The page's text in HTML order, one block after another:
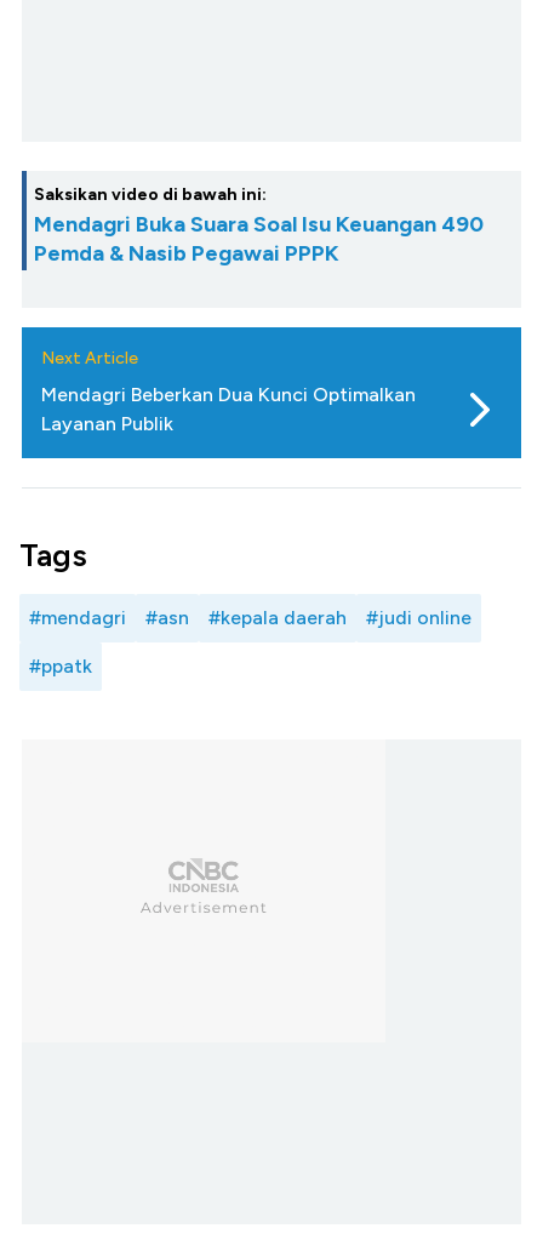
Saksikan video di bawah ini:
Mendagri Buka Suara Soal Isu Keuangan 490
Pemda & Nasib Pegawai PPPK
Next Article
Mendagri Beberkan Dua Kunci Optimalkan
Layanan Publik
Tags
#mendagri #asn #kepala daerah #judi online
#ppatk